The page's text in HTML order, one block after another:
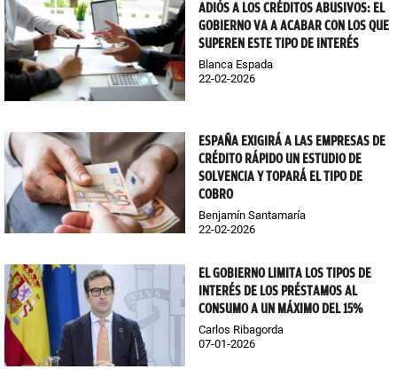
ADIÓS A LOS CRÉDITOS ABUSIVOS: EL
GOBIERNO VA A ACABAR CON LOS QUE
SUPEREN ESTE TIPO DE INTERÉS
Blanca Espada
22-02-2026
ESPAÑA EXIGIRÁ A LAS EMPRESAS DE
CRÉDITO RÁPIDO UN ESTUDIO DE
SOLVENCIA Y TOPARÁ EL TIPO DE
COBRO
Benjamín Santamaría
22-02-2026
EL GOBIERNO LIMITA LOS TIPOS DE
INTERÉS DE LOS PRÉSTAMOS AL
CONSUMO A UN MÁXIMO DEL 15%
Carlos Ribagorda
07-01-2026